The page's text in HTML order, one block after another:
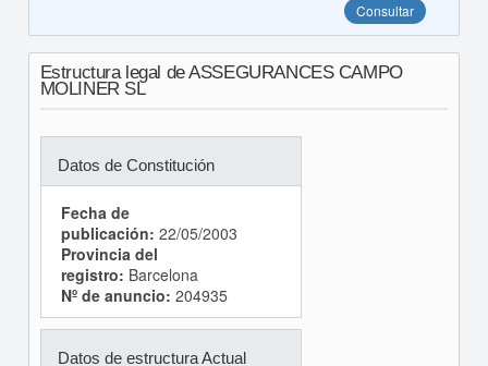
Consultar
Estructura legal de ASSEGURANCES CAMPO
MOLINER SL
Datos de Constitución
Fecha de
publicación: 22/05/2003
Provincia del
registro: Barcelona
Nº de anuncio: 204935
Datos de estructura Actual